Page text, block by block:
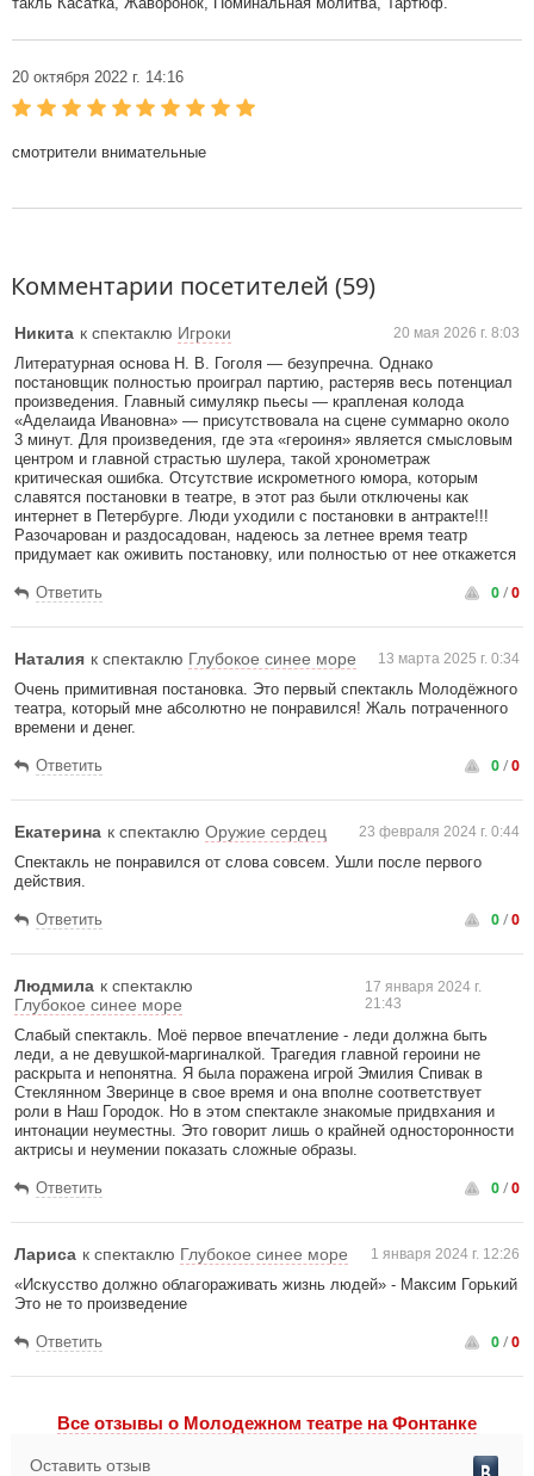
20 октября 2022 г. 14:16
смотрители внимательные
Комментарии посетителей (59)
Никита к спектаклю Игроки 20 мая 2026 г. 8:03
Литературная основа Н. В. Гоголя — безупречна. Однако
постановщик полностью проиграл партию, растеряв весь потенциал
произведения. Главный симулякр пьесы — крапленая колода
«Аделаида Ивановна» — присутствовала на сцене суммарно около
3 минут. Для произведения, где эта «героиня» является смысловым
центром и главной страстью шулера, такой хронометраж
критическая ошибка. Отсутствие искрометного юмора, которым
славятся постановки в театре, в этот раз были отключены как
интернет в Петербурге. Люди уходили с постановки в антракте!!!
Разочарован и раздосадован, надеюсь за летнее время театр
придумает как оживить постановку, или полностью от нее откажется
Ответить 0/0
Наталия к спектаклю Глубокое синее море 13 марта 2025 г. 0:34
Очень примитивная постановка. Это первый спектакль Молодёжного
театра, который мне абсолютно не понравился! Жаль потраченного
времени и денег.
Ответить 0/0
Екатерина к спектаклю Оружие сердец 23 февраля 2024 г. 0:44
Спектакль не понравился от слова совсем. Ушли после первого
действия.
Ответить 0/0
Людмила к спектаклю
Глубокое синее море
17 января 2024 г.
21:43
Слабый спектакль. Моё первое впечатление - леди должна быть
леди, а не девушкой-маргиналкой. Трагедия главной героини не
раскрыта и непонятна. Я была поражена игрой Эмилия Спивак в
Стеклянном Зверинце в свое время и она вполне соответствует
роли в Наш Городок. Но в этом спектакле знакомые придвхания и
интонации неуместны. Это говорит лишь о крайней односторонности
актрисы и неумении показать сложные образы.
Ответить 0/0
Лариса к спектаклю Глубокое синее море 1 января 2024 г. 12:26
«Искусство должно облагораживать жизнь людей» - Максим Горький
Это не то произведение
Ответить 0/0
Все отзывы o Молодежном театре на Фонтанке
Оставить отзыв